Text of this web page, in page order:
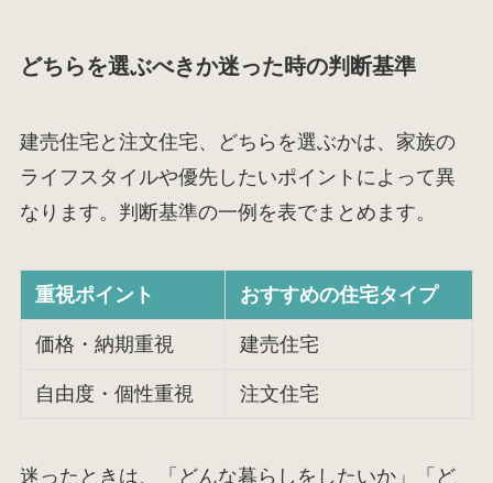
どちらを選ぶべきか迷った時の判断基準
建売住宅と注文住宅、どちらを選ぶかは、家族の
ライフスタイルや優先したいポイントによって異
なります。判断基準の一例を表でまとめます。
重視ポイント おすすめの住宅タイプ
価格・納期重視 建売住宅
自由度・個性重視 注文住宅
迷ったときは、「どんな暮らしをしたいか」「ど